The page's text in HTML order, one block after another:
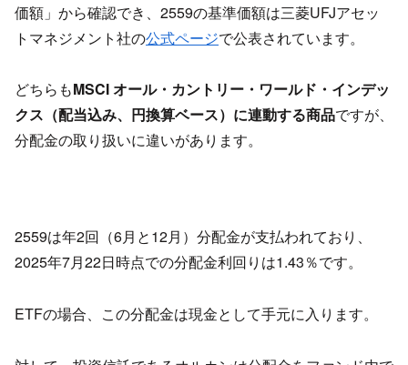
価額」から確認でき、2559の基準価額は三菱UFJアセッ
トマネジメント社の公式ページで公表されています。
どちらもMSCI オール・カントリー・ワールド・インデッ
クス（配当込み、円換算ベース）に連動する商品ですが、
分配金の取り扱いに違いがあります。
2559は年2回（6月と12月）分配金が支払われており、
2025年7月22日時点での分配金利回りは1.43％です。
ETFの場合、この分配金は現金として手元に入ります。